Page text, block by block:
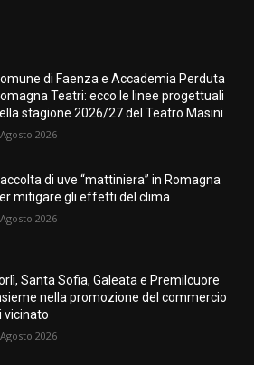
di Faenza e Accademia Perduta
Teatri: ecco le linee progettuali
stagione 2026/27 del Teatro Masini
2026
di uve “mattiniera” in Romagna
mitigare gli effetti del clima
2026
Santa Sofia, Galeata e Premilcuore
nella promozione del commercio
vicinato
2026